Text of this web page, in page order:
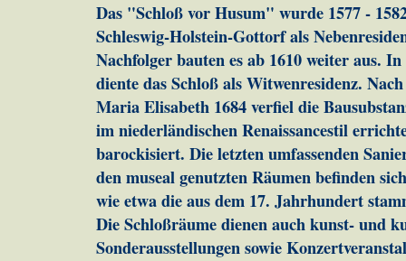
Das "Schloß vor Husum" wurde 1577 -
Schleswig-Holstein-Gottorf als
Nachfolger bauten es ab 1610 weiter aus.
diente das Schloß als Witwenresidenz.
Maria Elisabeth 1684 verfiel die
im niederländischen Renaissancestil
barockisiert. Die letzten umfassenden
den museal genutzten Räumen befinden
wie etwa die aus dem 17. Jahrhundert
Die Schloßräume dienen auch kunst- und
Sonderausstellungen sowie